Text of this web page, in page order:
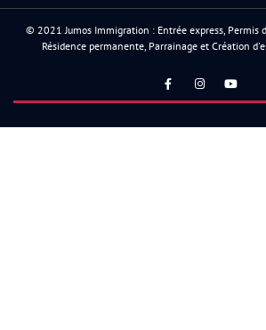
© 2021 Jumos Immigration : Entrée express, Permis
Résidence permanente, Parrainage et Création